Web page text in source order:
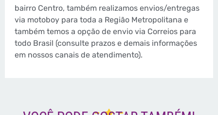
bairro Centro, também realizamos envios/entregas
via motoboy para toda a Região Metropolitana e
também temos a opção de envio via Correios para
todo Brasil (consulte prazos e demais informações
em nossos canais de atendimento).